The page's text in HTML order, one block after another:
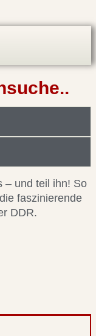
– und teil ihn! So
faszinierende
DDR.